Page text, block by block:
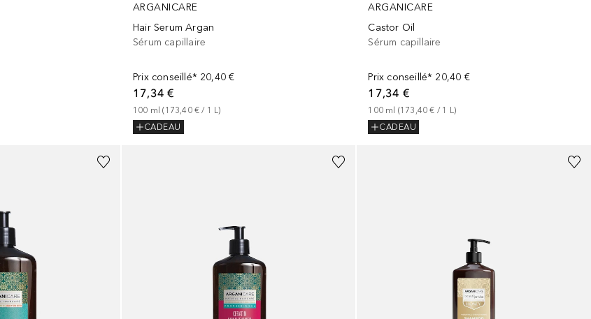
ARGANICARE
Hair Serum Argan
Sérum capillaire
Prix conseillé* 20,40 €
17,34 €
100 ml (173,40 € / 1 L)
CADEAU
ARGANICARE
Castor Oil
Sérum capillaire
Prix conseillé* 20,40 €
17,34 €
100 ml (173,40 € / 1 L )
CADEAU